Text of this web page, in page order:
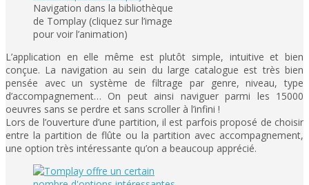
Navigation dans la bibliothèque
de Tomplay (cliquez sur l’image
pour voir l’animation)
L’application en elle même est plutôt simple, intuitive et bien
conçue. La navigation au sein du large catalogue est très bien
pensée avec un système de filtrage par genre, niveau, type
d’accompagnement… On peut ainsi naviguer parmi les 15000
oeuvres sans se perdre et sans scroller à l’infini !
Lors de l’ouverture d’une partition, il est parfois proposé de choisir
entre la partition de flûte ou la partition avec accompagnement,
une option très intéressante qu’on a beaucoup apprécié.